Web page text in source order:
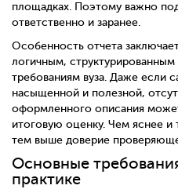
площадках. Поэтому важно
ответственно и заранее.
Особенность отчета
логичным, структурированным
требованиям вуза. Даже если
насыщенной и полезной,
оформленного описания
итоговую оценку. Чем яснее
тем выше доверие
Основные
практике